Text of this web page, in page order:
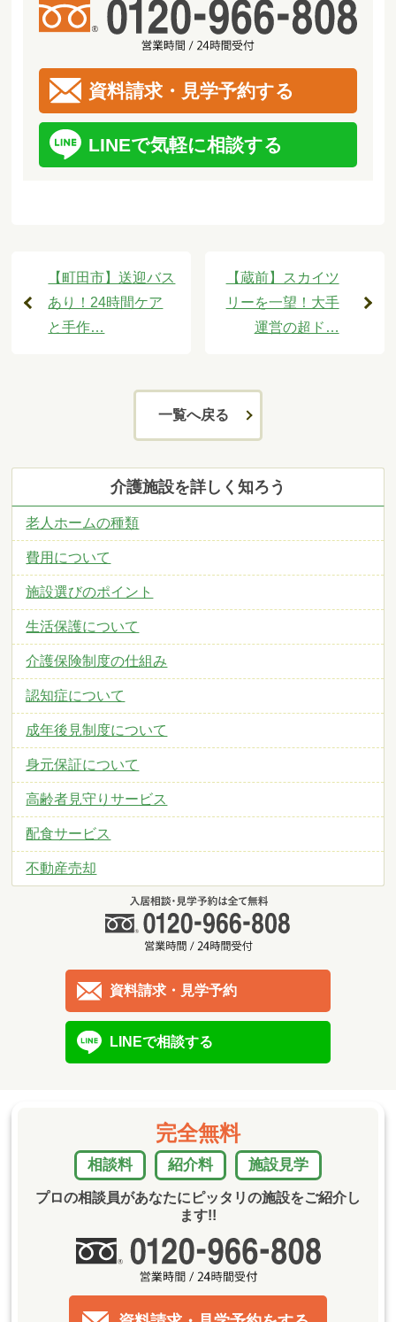
資料請求・見学予約する
LINEで気軽に相談する
【町田市】送迎バス
あり！24時間ケア
と手作…
【蔵前】スカイツ
リーを一望！大手
運営の超ド…
一覧へ戻る
介護施設を詳しく知ろう
老人ホームの種類
費用について
施設選びのポイント
生活保護について
介護保険制度の仕組み
認知症について
成年後見制度について
身元保証について
高齢者見守りサービス
配食サービス
不動産売却
資料請求・見学予約
LINEで相談する
完全無料
相談料 紹介料 施設見学
プロの相談員があなたにピッタリの施設をご紹介し
ます!!